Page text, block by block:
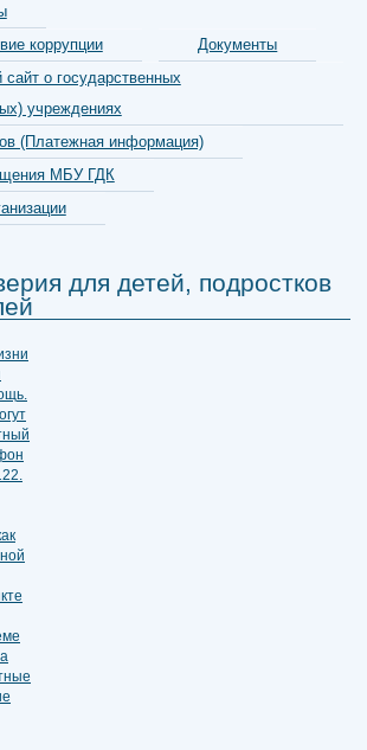
коррупции
Документы
о государственных
учреждениях
(Платежная информация)
МБУ ГДК
для детей, подростков